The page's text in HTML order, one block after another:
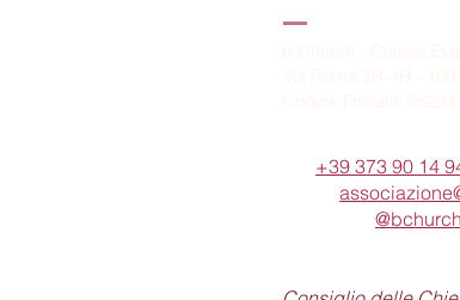
+39 373 90 14